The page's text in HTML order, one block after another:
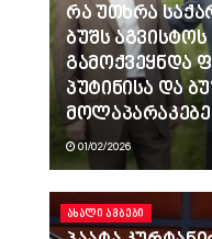
რა უთხრა
ბუშს
გამოქვეყნდა
პუტინისა და
01/02/2026
ᲐᲮᲐᲚᲘ ᲐᲛᲑᲔᲑᲘ